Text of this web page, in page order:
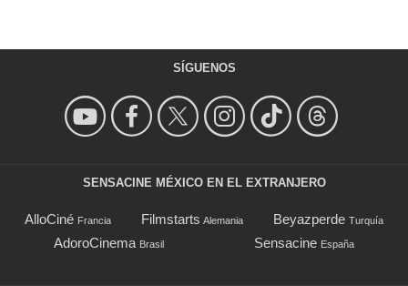
SÍGUENOS
SENSACINE MÉXICO EN EL EXTRANJERO
AlloCiné Francia Filmstarts Alemania Beyazperde Turquía
AdoroCinema Brasil Sensacine España